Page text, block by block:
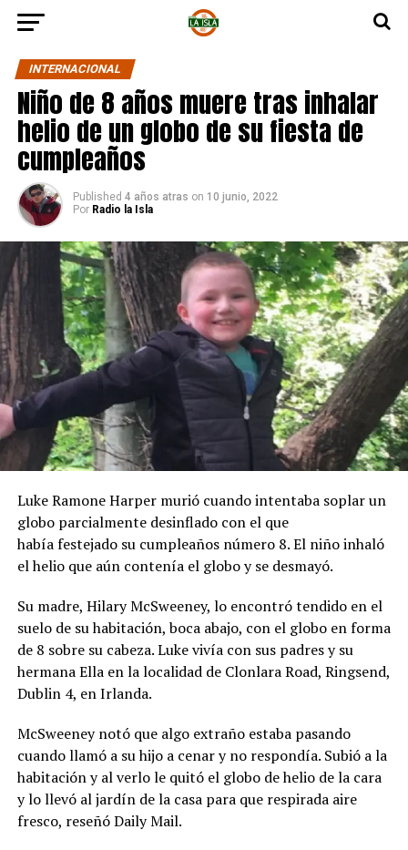
INTERNACIONAL
Niño de 8 años muere tras inhalar
helio de un globo de su fiesta de
cumpleaños
Published 4 años atras on 10 junio, 2022
Por Radio la Isla
Luke Ramone Harper murió cuando intentaba soplar un
globo parcialmente desinflado con el que
había festejado su cumpleaños número 8. El niño inhaló
el helio que aún contenía el globo y se desmayó.
Su madre, Hilary McSweeney, lo encontró tendido en el
suelo de su habitación, boca abajo, con el globo en forma
de 8 sobre su cabeza. Luke vivía con sus padres y su
hermana Ella en la localidad de Clonlara Road, Ringsend,
Dublin 4, en Irlanda.
McSweeney notó que algo extraño estaba pasando
cuando llamó a su hijo a cenar y no respondía. Subió a la
habitación y al verlo le quitó el globo de helio de la cara
y lo llevó al jardín de la casa para que respirada aire
fresco, reseñó Daily Mail.